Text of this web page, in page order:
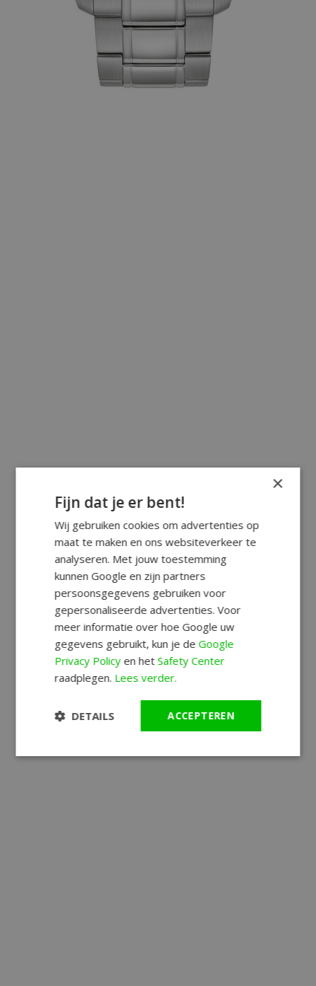
×
Fijn dat je er bent!
Wij gebruiken cookies om advertenties op
maat te maken en ons websiteverkeer te
analyseren. Met jouw toestemming
kunnen Google en zijn partners
persoonsgegevens gebruiken voor
gepersonaliseerde advertenties. Voor
meer informatie over hoe Google uw
gegevens gebruikt, kun je deGoogle
Privacy Policyen hetSafety Center
raadplegen. Lees verder.
ACCEPTEREN
DETAILS